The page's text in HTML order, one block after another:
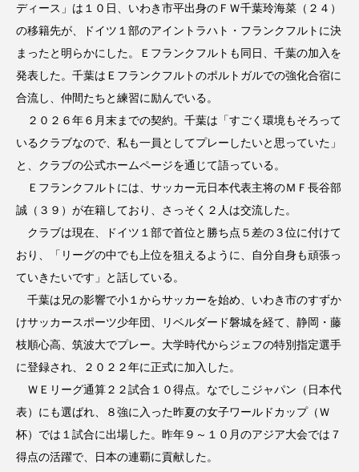
ディース」は１０日、いわき市平出身のＦＷ千葉玲海菜（２４）
の移籍先が、ドイツ１部のアイントラハト・フランクフルトに決
まったと明らかにした。Ｅフランクフルトも同日、千葉の加入を
発表した。千葉はＥフランクフルトのポルトガルでの強化合宿に
合流し、仲間たちと練習に励んでいる。
２０２６年６月末までの契約。千葉は「すごく環境もそろって
いるクラブなので、私も一員としてプレーしたいと思っていた」
と、クラブの公式ホームページを通じて語っている。
Ｅフランクフルトには、サッカー元日本代表主将のＭＦ長谷部
誠（３９）が在籍しており、さっそく２人は交流した。
クラブは現在、ドイツ１部で首位と勝ち点５差の３位に付けて
おり、「リーグの中でも上位を狙えるように、自分自身も頑張っ
ていきたいです」と話している。
千葉は兄の影響で小１からサッカーを始め、いわき市のすずか
けサッカースポーツ少年団、リベルダード磐城を経て、静岡・藤
枝順心高、筑波大でプレー。大学時代からジェフの特別指定選手
に登録され、２０２２年に正式に加入した。
ＷＥリーグ通算２２試合１０得点。なでしこジャパン（日本代
表）にも選ばれ、８強に入った昨夏の女子ワールドカップ（Ｗ
杯）では１試合に出場した。昨年９～１０月のアジア大会では７
得点の活躍で、日本の連覇に貢献した。